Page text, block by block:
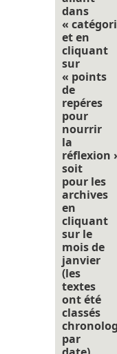
dans
«
et en
cliquant
sur
« points
de
repéres
pour
nourrir
la
réflexion
soit
pour les
archives
en
cliquant
sur le
mois de
janvier
(les
textes
ont été
classés
par